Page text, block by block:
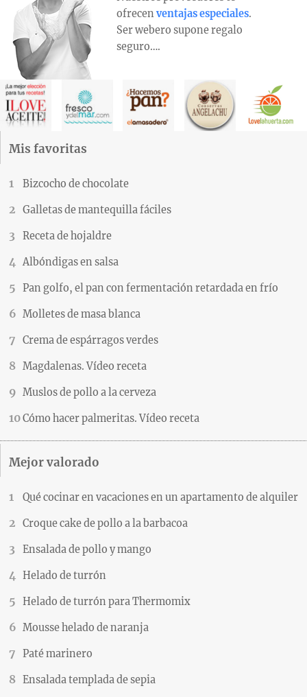
ofrecen ventajas especiales.
Ser webero supone regalo
seguro….
Mis favoritas
Bizcocho de chocolate
Galletas de mantequilla fáciles
Receta de hojaldre
Albóndigas en salsa
Pan golfo, el pan con fermentación retardada en frío
Molletes de masa blanca
Crema de espárragos verdes
Magdalenas. Vídeo receta
Muslos de pollo a la cerveza
Cómo hacer palmeritas. Vídeo receta
Mejor valorado
Qué cocinar en vacaciones en un apartamento de alquiler
Croque cake de pollo a la barbacoa
Ensalada de pollo y mango
Helado de turrón
Helado de turrón para Thermomix
Mousse helado de naranja
Paté marinero
Ensalada templada de sepia